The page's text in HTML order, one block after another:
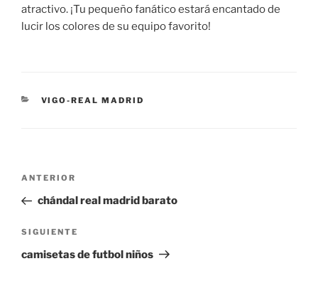
atractivo. ¡Tu pequeño fanático estará encantado de
lucir los colores de su equipo favorito!
CATEGORÍAS
VIGO-REAL MADRID
Navegación
entradas
Entrada
anterior:
ANTERIOR
chándal real madrid barato
Siguiente
entrada
SIGUIENTE
camisetas de futbol niños